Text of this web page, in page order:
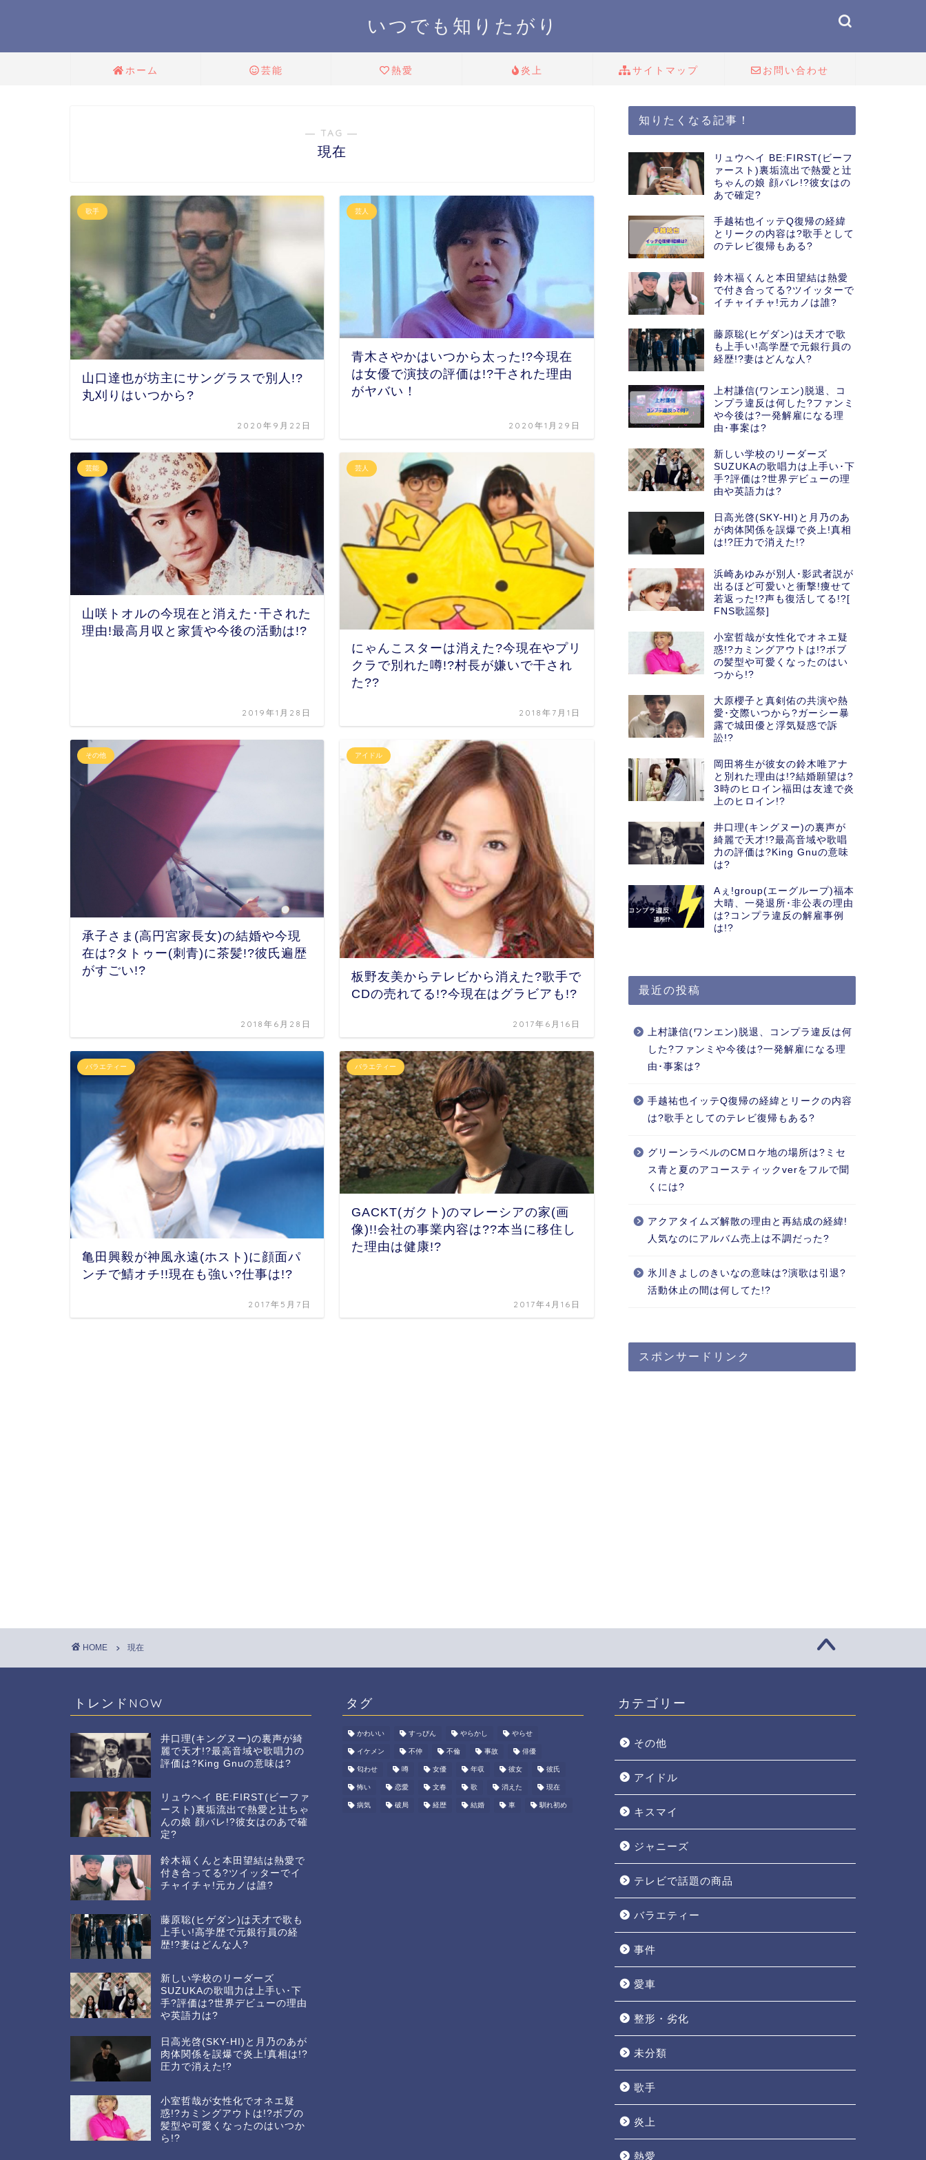
いつでも知りたがり
ホーム 芸能 熱愛 炎上 サイトマップ お問い合わせ
― TAG ―
現在
歌手
山口達也が坊主にサングラスで別人!?
丸刈りはいつから?
2020年9月22日
芸人
青木さやかはいつから太った!?今現在
は女優で演技の評価は!?干された理由
がヤバい！
2020年1月29日
芸能
山咲トオルの今現在と消えた･干された
理由!最高月収と家賃や今後の活動は!?
2019年1月28日
芸人
にゃんこスターは消えた?今現在やプリ
クラで別れた噂!?村長が嫌いで干され
た??
2018年7月1日
その他
承子さま(高円宮家長女)の結婚や今現
在は?タトゥー(刺青)に茶髪!?彼氏遍歴
がすごい!?
2018年6月28日
アイドル
板野友美からテレビから消えた?歌手で
CDの売れてる!?今現在はグラビアも!?
2017年6月16日
バラエティー
亀田興毅が神風永遠(ホスト)に顔面パ
ンチで鯖オチ!!現在も強い?仕事は!?
2017年5月7日
バラエティー
GACKT(ガクト)のマレーシアの家(画
像)!!会社の事業内容は??本当に移住し
た理由は健康!?
2017年4月16日
知りたくなる記事！
リュウヘイ BE:FIRST(ビーフ
ァースト)裏垢流出で熱愛と辻
ちゃんの娘 顔バレ!?彼女はの
あで確定?
手越祐也イッテQ復帰の経緯
とリークの内容は?歌手として
のテレビ復帰もある?
鈴木福くんと本田望結は熱愛
で付き合ってる?ツイッターで
イチャイチャ!元カノは誰?
藤原聡(ヒゲダン)は天才で歌
も上手い!高学歴で元銀行員の
経歴!?妻はどんな人?
上村謙信(ワンエン)脱退、コ
ンプラ違反は何した?ファンミ
や今後は?一発解雇になる理
由･事案は?
新しい学校のリーダーズ
SUZUKAの歌唱力は上手い･下
手?評価は?世界デビューの理
由や英語力は?
日高光啓(SKY-HI)と月乃のあ
が肉体関係を誤爆で炎上!真相
は!?圧力で消えた!?
浜崎あゆみが別人･影武者説が
出るほど可愛いと衝撃!痩せて
若返った!?声も復活してる!?[
FNS歌謡祭]
小室哲哉が女性化でオネエ疑
惑!?カミングアウトは!?ボブ
の髪型や可愛くなったのはい
つから!?
大原櫻子と真剣佑の共演や熱
愛･交際いつから?ガーシー暴
露で城田優と浮気疑惑で訴
訟!?
岡田将生が彼女の鈴木唯アナ
と別れた理由は!?結婚願望は?
3時のヒロイン福田は友達で炎
上のヒロイン!?
井口理(キングヌー)の裏声が
綺麗で天才!?最高音域や歌唱
力の評価は?King Gnuの意味
は?
Aぇ!group(エーグループ)福本
大晴、一発退所･非公表の理由
は?コンプラ違反の解雇事例
は!?
最近の投稿
上村謙信(ワンエン)脱退、コンプラ違反は何
した?ファンミや今後は?一発解雇になる理
由･事案は?
手越祐也イッテQ復帰の経緯とリークの内容
は?歌手としてのテレビ復帰もある?
グリーンラベルのCMロケ地の場所は?ミセ
ス青と夏のアコースティックverをフルで聞
くには?
アクアタイムズ解散の理由と再結成の経緯!
人気なのにアルバム売上は不調だった?
氷川きよしのきいなの意味は?演歌は引退?
活動休止の間は何してた!?
スポンサードリンク
HOME 現在
トレンドNOW
井口理(キングヌー)の裏声が綺
麗で天才!?最高音域や歌唱力の
評価は?King Gnuの意味は?
リュウヘイ BE:FIRST(ビーファ
ースト)裏垢流出で熱愛と辻ちゃ
んの娘 顔バレ!?彼女はのあで確
定?
鈴木福くんと本田望結は熱愛で
付き合ってる?ツイッターでイ
チャイチャ!元カノは誰?
藤原聡(ヒゲダン)は天才で歌も
上手い!高学歴で元銀行員の経
歴!?妻はどんな人?
新しい学校のリーダーズ
SUZUKAの歌唱力は上手い･下
手?評価は?世界デビューの理由
や英語力は?
日高光啓(SKY-HI)と月乃のあが
肉体関係を誤爆で炎上!真相は!?
圧力で消えた!?
小室哲哉が女性化でオネエ疑
惑!?カミングアウトは!?ボブの
髪型や可愛くなったのはいつか
ら!?
タグ
かわいい すっぴん やらかし やらせ
イケメン 不仲 不倫 事故 俳優
匂わせ 噂 女優 年収 彼女 彼氏
怖い 恋愛 文春 歌 消えた 現在
病気 破局 経歴 結婚 車 馴れ初め
カテゴリー
その他
アイドル
キスマイ
ジャニーズ
テレビで話題の商品
バラエティー
事件
愛車
整形・劣化
未分類
歌手
炎上
熱愛